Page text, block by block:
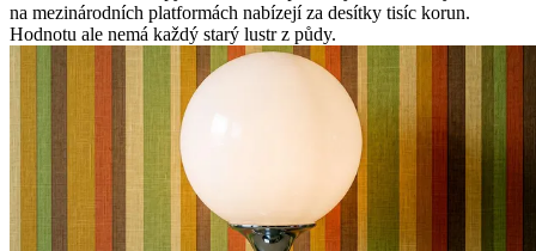
na mezinárodních platformách nabízejí za desítky tisíc korun.
Hodnotu ale nemá každý starý lustr z půdy.